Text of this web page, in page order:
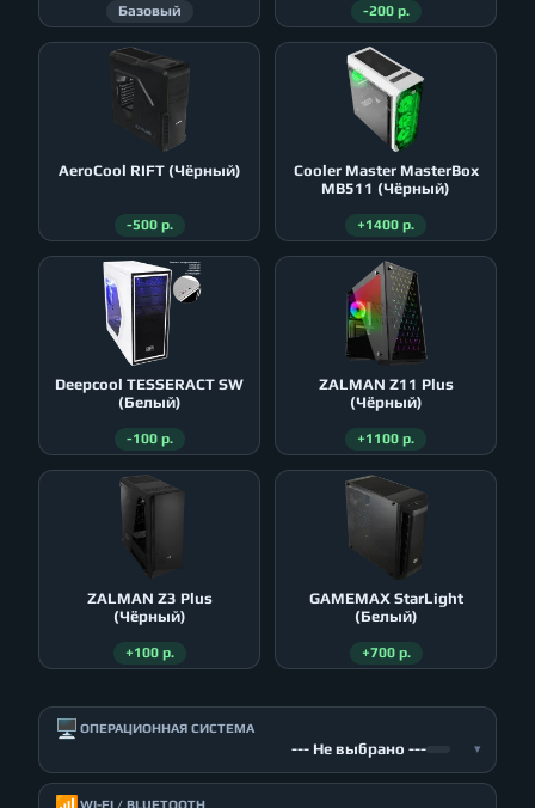
Базовый -200 р.
AeroСool RIFT (Чёрный)
-500 р.
Cooler Master MasterBox
MB511 (Чёрный)
+1400 р.
Deepcool TESSERACT SW
(Белый)
-100 р.
ZALMAN Z11 Plus
(Чёрный)
+1100 р.
ZALMAN Z3 Plus
(Чёрный)
+100 р.
GAMEMAX StarLight
(Белый)
+700 р.
🖥️ ОПЕРАЦИОННАЯ СИСТЕМА
--- Не выбрано --- ▾
WI-FI / BLUETOOTH